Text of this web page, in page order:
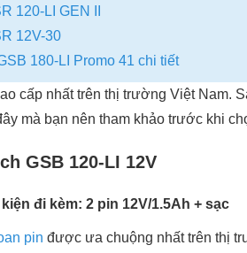
120-LI GEN II
12V-30
180-LI Promo 41 chi tiết
cấp nhất trên thị trường Việt Nam.
mà bạn nên tham khảo trước khi
GSB 120-LI 12V
đi kèm: 2 pin 12V/1.5Ah + sạc
pin được ưa chuộng nhất trên thị